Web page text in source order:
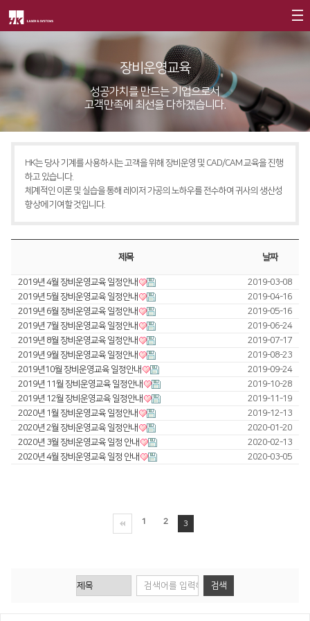
회사소개
CEO
회사연혁
CI소개
가치경영∨
지사안내∨
Global Networks
국내지사
해외지사
제품소개
FL3015
RS3015
Conversion∨
FL3015 Conversion
PS Conversion
Gantry∨
FO Series
HD Gantry Series
트레이닝 ∨
교육일정
HK Insight
자료실
투자정보
재무정보
IR 자료실
사회공헌
사회공헌개요
사회공헌활동
장비운영교육
성공가치를 만드는 기업으로서
고객만족에 최선을 다하겠습니다.
HK는 당사 기계를 사용하시는 고객을 위해 장비운영 및 CAD/CAM 교육을 진행
하고 있습니다.
체계적인 이론 및 실습을 통해 레이저 가공의 노하우를 전수하여 귀사의 생산성
향상에 기여할 것입니다.
제목 날짜
2019년 4월 장비운영교육 일정안내
2019-03-08
2019년 5월 장비운영교육 일정안내
2019-04-16
2019년 6월 장비운영교육 일정안내
2019-05-16
2019년 7월 장비운영교육 일정안내
2019-06-24
2019년 8월 장비운영교육 일정안내
2019-07-17
2019년 9월 장비운영교육 일정안내
2019-08-23
2019년10월 장비운영교육 일정안내
2019-09-24
2019년 11월 장비운영교육 일정안내
2019-10-28
2019년 12월 장비운영교육 일정안내
2019-11-19
2020년 1월 장비운영교육 일정안내
2019-12-13
2020년 2월 장비운영교육 일정안내
2020-01-20
2020년 3월 장비운영교육 일정 안내
2020-02-13
2020년 4월 장비운영교육 일정 안내
2020-03-05
1 2 3